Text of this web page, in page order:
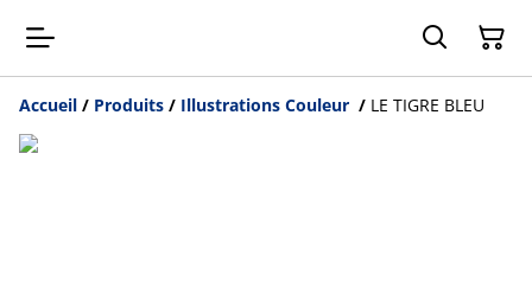
Accueil / Produits / Illustrations Couleur / LE TIGRE BLEU